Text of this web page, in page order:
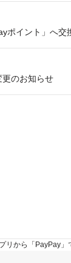
ポイント」へ交
のお知らせ
から「PayPay